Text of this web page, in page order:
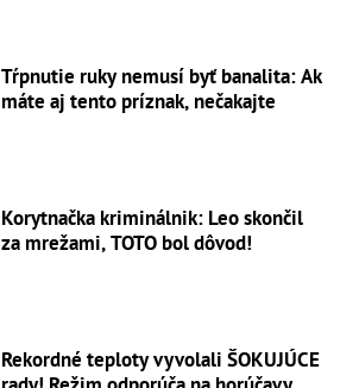
Tŕpnutie ruky nemusí byť banalita: Ak
máte aj tento príznak, nečakajte
Korytnačka kriminálnik: Leo skončil
za mrežami, TOTO bol dôvod!
Rekordné teploty vyvolali ŠOKUJÚCE